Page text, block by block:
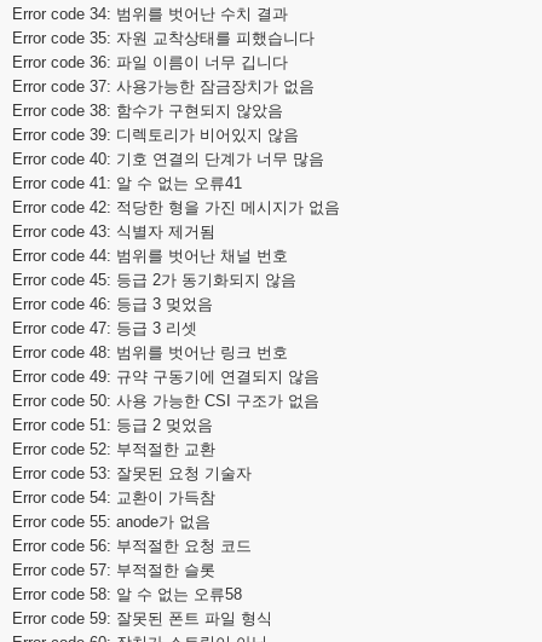
Error code 34: 범위를 벗어난 수치 결과
Error code 35: 자원 교착상태를 피했습니다
Error code 36: 파일 이름이 너무 깁니다
Error code 37: 사용가능한 잠금장치가 없음
Error code 38: 함수가 구현되지 않았음
Error code 39: 디렉토리가 비어있지 않음
Error code 40: 기호 연결의 단계가 너무 많음
Error code 41: 알 수 없는 오류41
Error code 42: 적당한 형을 가진 메시지가 없음
Error code 43: 식별자 제거됨
Error code 44: 범위를 벗어난 채널 번호
Error code 45: 등급 2가 동기화되지 않음
Error code 46: 등급 3 멎었음
Error code 47: 등급 3 리셋
Error code 48: 범위를 벗어난 링크 번호
Error code 49: 규약 구동기에 연결되지 않음
Error code 50: 사용 가능한 CSI 구조가 없음
Error code 51: 등급 2 멎었음
Error code 52: 부적절한 교환
Error code 53: 잘못된 요청 기술자
Error code 54: 교환이 가득참
Error code 55: anode가 없음
Error code 56: 부적절한 요청 코드
Error code 57: 부적절한 슬롯
Error code 58: 알 수 없는 오류58
Error code 59: 잘못된 폰트 파일 형식